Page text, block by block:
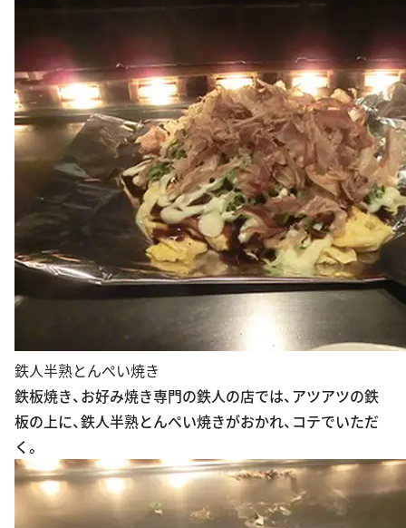
鉄人半熟とんぺい焼き
鉄板焼き、お好み焼き専門の鉄人の店では、アツアツの鉄
板の上に、鉄人半熟とんぺい焼きがおかれ、コテでいただ
く。